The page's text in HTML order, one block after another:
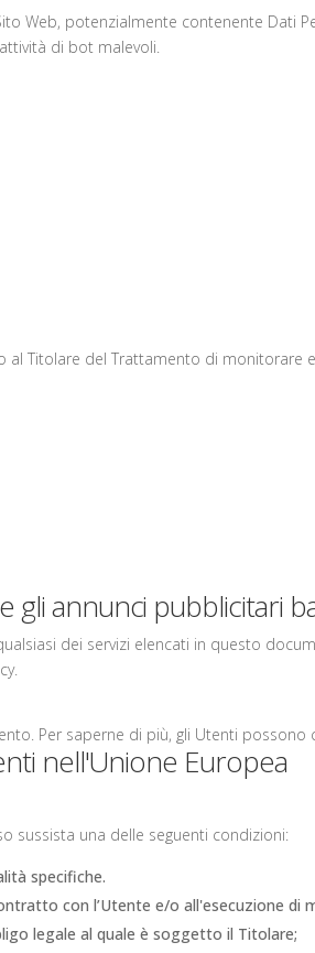
Web, potenzialmente contenente Dati
di bot malevoli.
Titolare del Trattamento di
annunci pubblicitari
dei servizi elencati in questo
Per saperne di più, gli Utenti possono
nell'Unione Europea
sussista una delle seguenti condizioni:
specifiche.
con l’Utente e/o all'esecuzione di
legale al quale è soggetto il Titolare;